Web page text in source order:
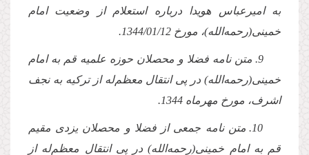
به امیرعباس هویدا درباره استعلام از وضعیت امام
خمینى(رحمه‌الله)، مورخ 1344/01/12
.
9. متن نامه فضلا و محصلان حوزه علمیه قم به امام
خمینى(رحمه‌الله) در پى انتقال معظم‌له از تركیه به نجف
اشرف، مورخ مهرماه 1344.
10. متن نامه جمعى از فضلا و محصلان یزدى مقیم
قم به امام خمینى(رحمه‌الله) در پى انتقال معظم‌له از